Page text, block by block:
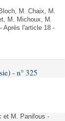
M. Chaix, M.
M. Michoux, M.
Après l'article 18 -
- n° 325
et M. Panifous -